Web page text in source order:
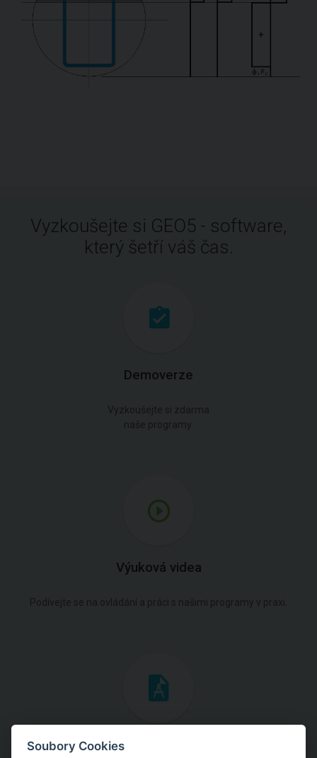
Vyzkoušejte si GEO5 - software,
který šetří váš čas.
Demoverze
Vyzkoušejte si zdarma
naše programy.
Výuková videa
Podívejte se na ovládání a práci s našimi programy v praxi.
Inženýrské manuály
Soubory Cookies